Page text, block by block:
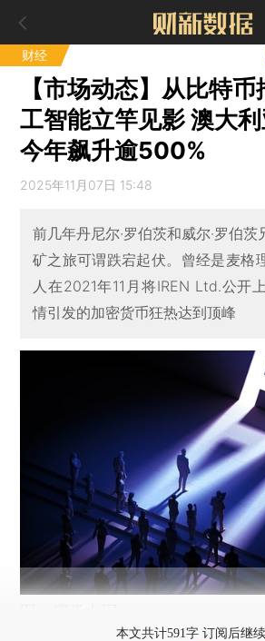
财经
【市场动态】从比特
工智能立竿见影 澳大
今年飙升逾500%
2025年11月07日 15:48
前几年丹尼尔·罗伯茨和威尔·罗伯
矿之旅可谓跌宕起伏。曾经是麦格
人在2021年11月将IREN Ltd.公开
情引发的加密货币狂热达到顶峰
本文共计591字 订阅后继